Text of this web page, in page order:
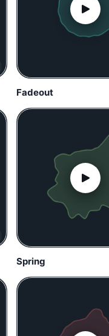
Fadeout
Spring